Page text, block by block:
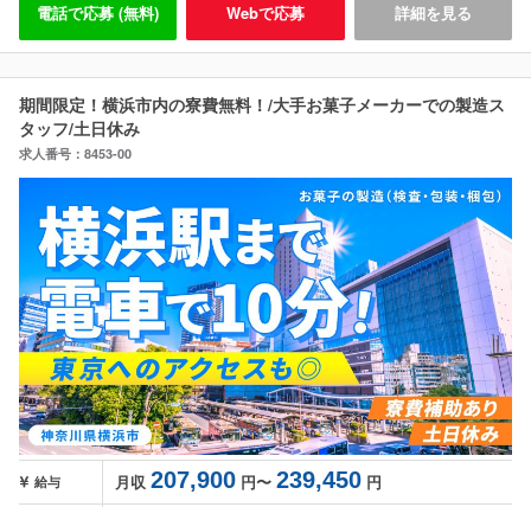
電話で応募 (無料) Webで応募 詳細を見る
期間限定！横浜市内の寮費無料！/大手お菓子メーカーでの製造ス
タッフ/土日休み
求人番号：8453-00
給与 月収 207,900 円〜 239,450 円